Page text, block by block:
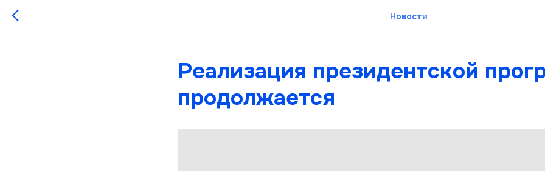
Новости
Реализация президентской
продолжается